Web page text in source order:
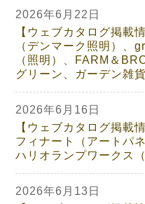
2026年6月22日
【ウェブカタログ掲載
（デンマーク照明）、
（照明）、FARM＆
グリーン、ガーデン雑貨
2026年6月16日
【ウェブカタログ掲載
フィナート（アートパ
ハリオランプワークス
2026年6月13日